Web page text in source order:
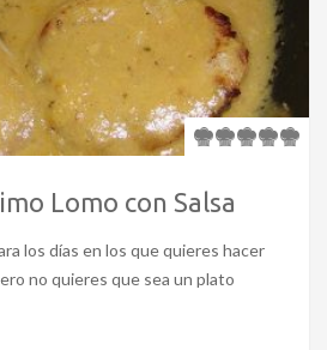
Lomo con Salsa
los días en los que quieres hacer
no quieres que sea un plato